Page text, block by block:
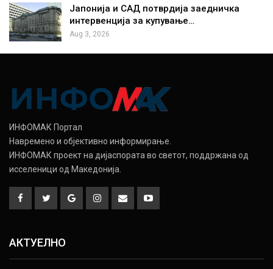
Јапонија и САД потврдија заедничка
интервенција за купување…
Aug 3, 2026
ИНФОМАК Портал
Навремено и објективно информирање.
ИНФОМАК проект на дијаспората во светот, поддржана од
исселеници од Македонија.
АКТУЕЛНО